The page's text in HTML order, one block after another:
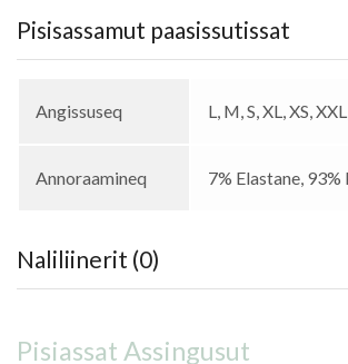
Pisisassamut paasissutissat
Angissuseq L, M, S, XL, XS,
Annoraamineq 7% Elastane,
Naliliinerit (0)
Pisiassat Assingusut